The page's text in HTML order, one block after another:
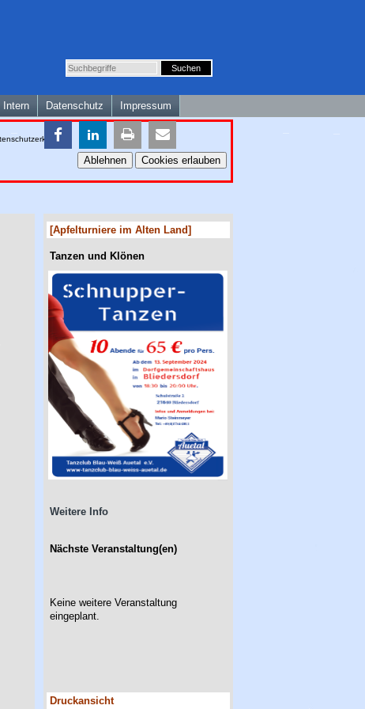
Intern Datenschutz Impressum
Ablehnen Cookies erlauben
[Apfelturniere im Alten Land]
Tanzen und Klönen
Weitere Info
Nächste Veranstaltung(en)
Keine weitere Veranstaltung
eingeplant.
Druckansicht